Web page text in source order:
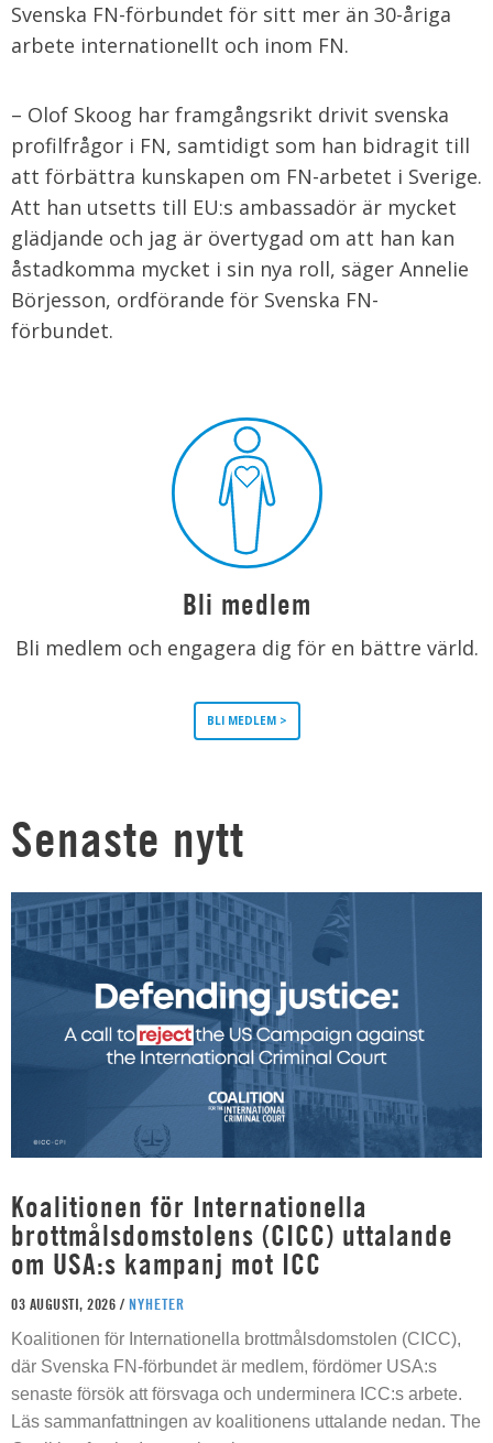
Svenska FN-förbundet för sitt mer än 30-åriga
arbete internationellt och inom FN.
– Olof Skoog har framgångsrikt drivit svenska
profilfrågor i FN, samtidigt som han bidragit till
att förbättra kunskapen om FN-arbetet i Sverige.
Att han utsetts till EU:s ambassadör är mycket
glädjande och jag är övertygad om att han kan
åstadkomma mycket i sin nya roll, säger Annelie
Börjesson, ordförande för Svenska FN-
förbundet.
Bli medlem
Bli medlem och engagera dig för en bättre värld.
BLI MEDLEM >
Senaste nytt
Koalitionen för Internationella
brottmålsdomstolens (CICC) uttalande
om USA:s kampanj mot ICC
03 AUGUSTI, 2026 / NYHETER
Koalitionen för Internationella brottmålsdomstolen (CICC),
där Svenska FN-förbundet är medlem, fördömer USA:s
senaste försök att försvaga och underminera ICC:s arbete.
Läs sammanfattningen av koalitionens uttalande nedan. The